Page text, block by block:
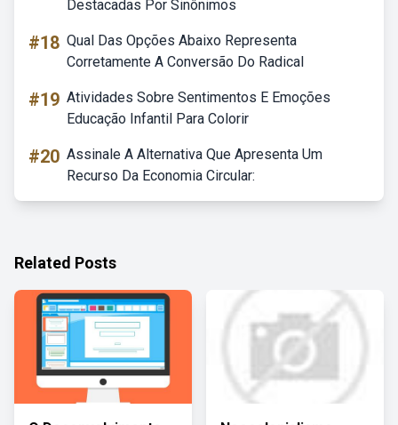
Destacadas Por Sinônimos
#18 Qual Das Opções Abaixo Representa
Corretamente A Conversão Do Radical
#19 Atividades Sobre Sentimentos E Emoções
Educação Infantil Para Colorir
#20 Assinale A Alternativa Que Apresenta Um
Recurso Da Economia Circular:
Related Posts